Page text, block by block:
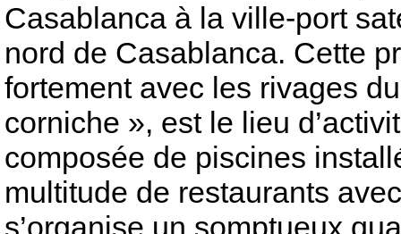
Casablanca à la ville-port
nord de Casablanca. Cette
fortement avec les rivages
corniche », est le lieu
composée de piscines
multitude de restaurants
s’organise un somptueux